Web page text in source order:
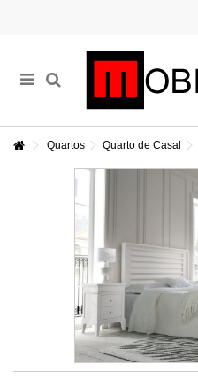
Quartos Quarto de Casal